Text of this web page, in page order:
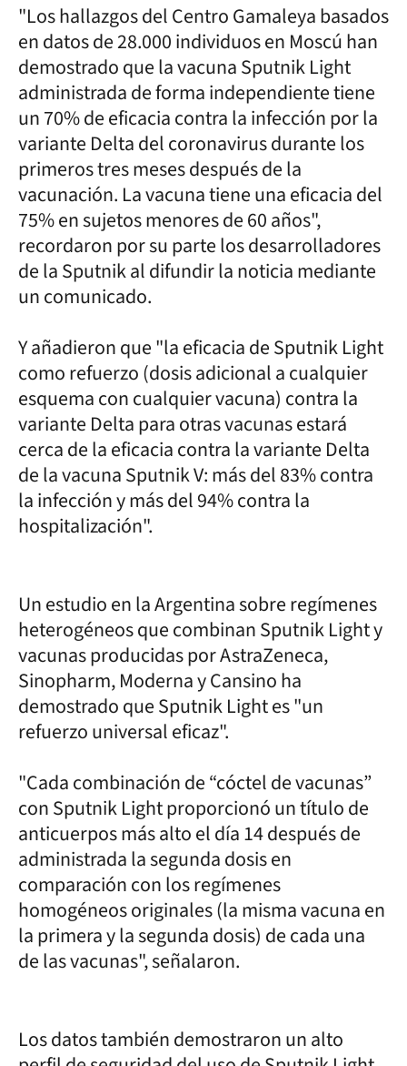
"Los hallazgos del Centro Gamaleya basados
​​en datos de 28.000 individuos en Moscú han
demostrado que la vacuna Sputnik Light
administrada de forma independiente tiene
un 70% de eficacia contra la infección por la
variante Delta del coronavirus durante los
primeros tres meses después de la
vacunación. La vacuna tiene una eficacia del
75% en sujetos menores de 60 años",
recordaron por su parte los desarrolladores
de la Sputnik al difundir la noticia mediante
un comunicado.
Y añadieron que "la eficacia de Sputnik Light
como refuerzo (dosis adicional a cualquier
esquema con cualquier vacuna) contra la
variante Delta para otras vacunas estará
cerca de la eficacia contra la variante Delta
de la vacuna Sputnik V: más del 83% contra
la infección y más del 94% contra la
hospitalización".
Un estudio en la Argentina sobre regímenes
heterogéneos que combinan Sputnik Light y
vacunas producidas por AstraZeneca,
Sinopharm, Moderna y Cansino ha
demostrado que Sputnik Light es "un
refuerzo universal eficaz".
"Cada combinación de “cóctel de vacunas”
con Sputnik Light proporcionó un título de
anticuerpos más alto el día 14 después de
administrada la segunda dosis en
comparación con los regímenes
homogéneos originales (la misma vacuna en
la primera y la segunda dosis) de cada una
de las vacunas", señalaron.
Los datos también demostraron un alto